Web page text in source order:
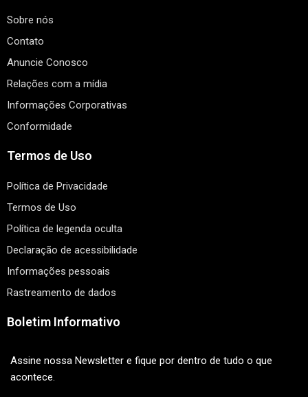
Sobre nós
Contato
Anuncie Conosco
Relações com a mídia
Informações Corporativas
Conformidade
Termos de Uso
Política de Privacidade
Termos de Uso
Política de legenda oculta
Declaração de acessibilidade
Informações pessoais
Rastreamento de dados
Boletim Informativo
Assine nossa Newsletter e fique por dentro de tudo o que
acontece.